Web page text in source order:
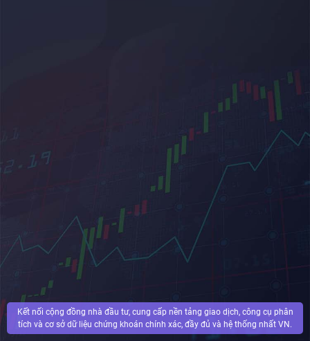
Kết nối cộng đồng nhà đầu tư, cung cấp nền tảng giao dịch, công cụ phân
tích và cơ sở dữ liệu chứng khoán chính xác, đầy đủ và hệ thống nhất VN.